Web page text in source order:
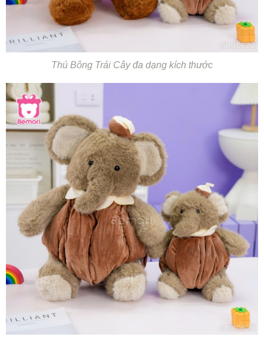
Thú Bông Trái Cây đa dạng kích thước